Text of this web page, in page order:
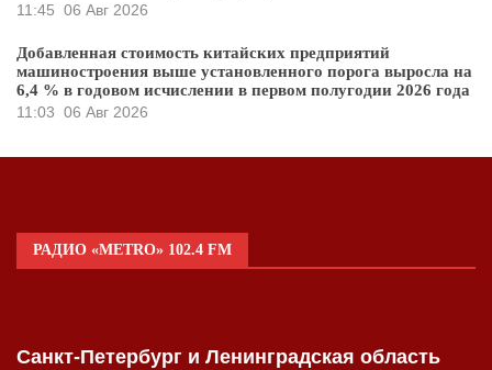
11:45 06 Авг 2026
Добавленная стоимость китайских предприятий
машиностроения выше установленного порога выросла на
6,4 % в годовом исчислении в первом полугодии 2026 года
11:03 06 Авг 2026
РАДИО «METRO» 102.4 FM
Санкт-Петербург и Ленинградская область